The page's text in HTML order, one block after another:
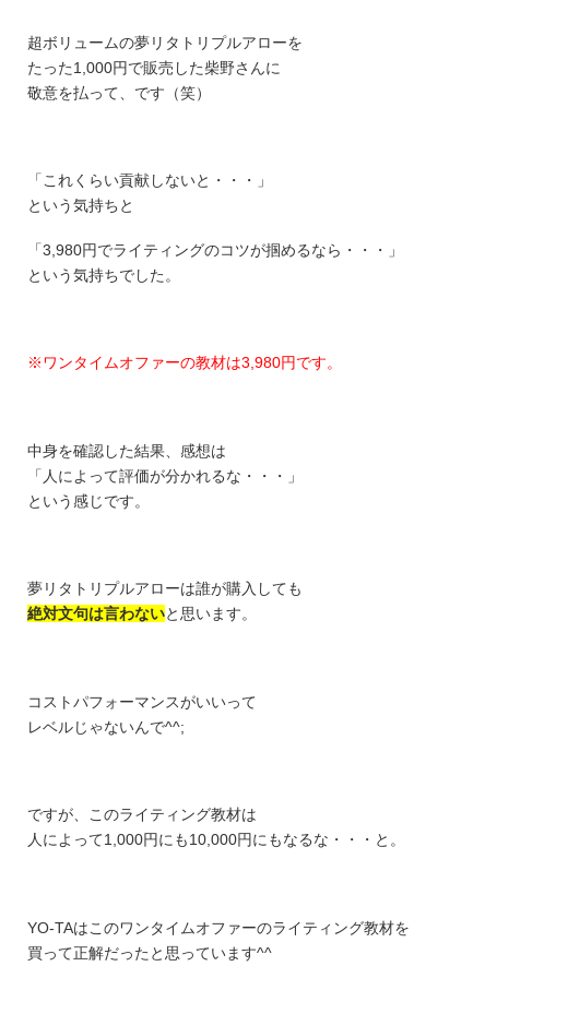
超ボリュームの夢リタトリプルアローを
たった1,000円で販売した柴野さんに
敬意を払って、です（笑）
「これくらい貢献しないと・・・」
という気持ちと
「3,980円でライティングのコツが掴めるなら・・・」
という気持ちでした。
※ワンタイムオファーの教材は3,980円です。
中身を確認した結果、感想は
「人によって評価が分かれるな・・・」
という感じです。
夢リタトリプルアローは誰が購入しても
絶対文句は言わないと思います。
コストパフォーマンスがいいって
レベルじゃないんで^^;
ですが、このライティング教材は
人によって1,000円にも10,000円にもなるな・・・と。
YO-TAはこのワンタイムオファーのライティング教材を
買って正解だったと思っています^^